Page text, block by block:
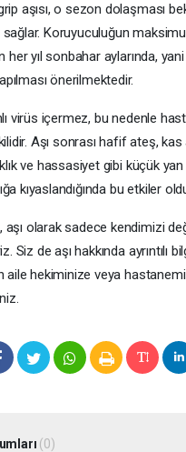
aşısı, o sezon dolaşması
sağlar. Koruyuculuğun
yıl sonbahar aylarında,
önerilmektedir.
virüs içermez, bu nedenle
Aşı sonrası hafif ateş, kas
ve hassasiyet gibi küçük
kıyaslandığında bu etkiler
aşı olarak sadece kendimizi
Siz de aşı hakkında ayrıntılı
aile hekiminize veya
(0)